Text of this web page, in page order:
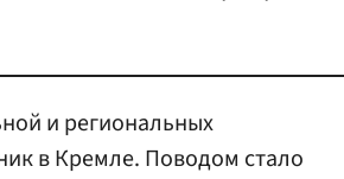
и региональных
в Кремле. Поводом стало